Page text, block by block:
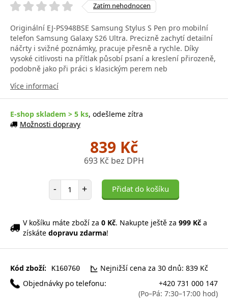
Zatím nehodnocen
Originální EJ-PS948BSE Samsung Stylus S Pen pro mobilní
telefon Samsung Galaxy S26 Ultra. Precizně zachytí detailní
náčrty i svižné poznámky, pracuje přesně a rychle. Díky
vysoké citlivosti na přítlak působí psaní a kreslení přirozeně,
podobně jako při práci s klasickým perem neb
Více informací
E-shop skladem > 5 ks, odešleme zítra
Možnosti dopravy
839 Kč
693 Kč bez DPH
- Počet položek
+ Přidat do košíku
V košíku máte zboží za 0 Kč. Nakupte ještě za 999 Kč a
získáte dopravu zdarma!
Kód zboží: K160760
Nejnižší cena za 30 dnů: 839 Kč
Objednávky po telefonu:
+420 731 000 147
(Po–Pá: 7:30–17:00 hod)